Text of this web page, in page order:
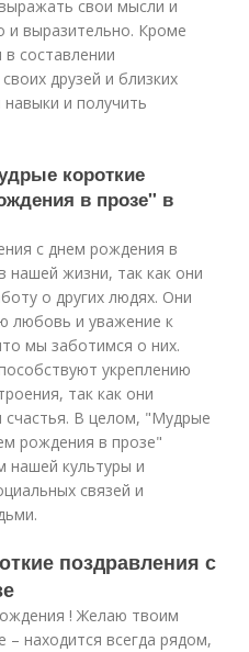
свои мысли и
и выразительно. Кроме
составлении
друзей и близких
и получить
короткие
в прозе" в
с днем рождения в
нашей жизни, так как они
о других людях. Они
любовь и уважение к
мы заботимся о них.
укреплению
так как они
счастья. В целом, "Мудрые
рождения в прозе"
культуры и
связей и
поздравления с
! Желаю твоим
находится всегда рядом,